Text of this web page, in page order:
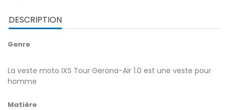
DESCRIPTION
Genre
La veste moto IXS Tour Gerona-Air 1.0 est une veste pour
homme
Matière